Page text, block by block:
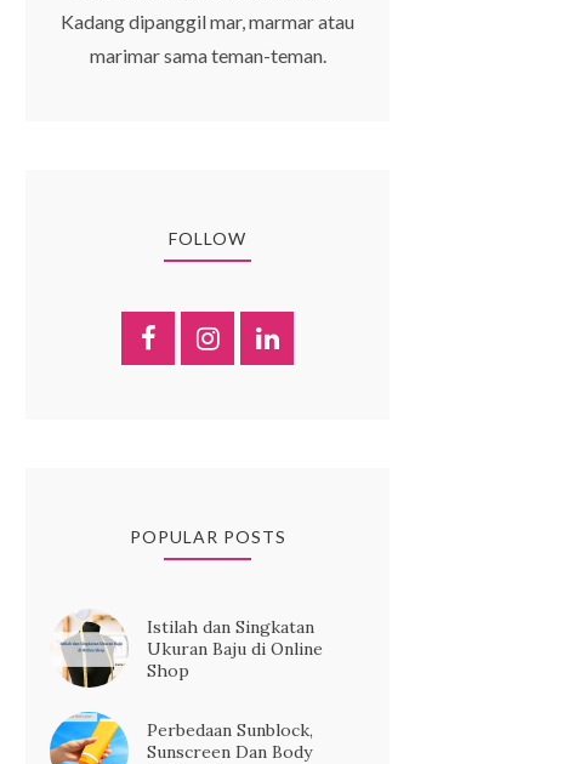
Kadang dipanggil mar, marmar atau
marimar sama teman-teman.
FOLLOW
POPULAR POSTS
Istilah dan Singkatan
Ukuran Baju di Online
Shop
Perbedaan Sunblock,
Sunscreen Dan Body